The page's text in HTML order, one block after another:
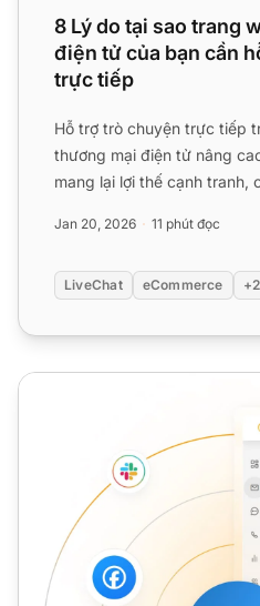
8 Lý do tại sao trang
điện tử của bạn cần
trực tiếp
Hỗ trợ trò chuyện trực tiếp
thương mại điện tử nâng
mang lại lợi thế cạnh tranh,
Jan 20, 2026 11 phút đọc
LiveChat eCommerce +2
Video Chat Trực Tiếp